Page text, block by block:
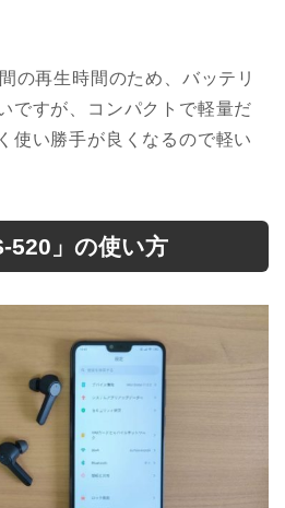
の再生時間のため、バッテリ
ですが、コンパクトで軽量だ
使い勝手が良くなるので軽い
520」の使い方